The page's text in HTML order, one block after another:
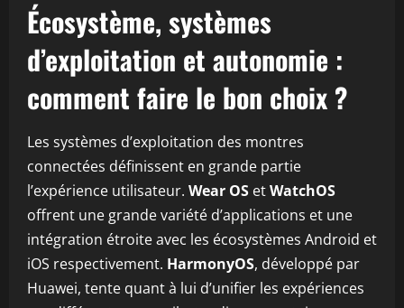
Écosystème, systèmes
d’exploitation et autonomie :
comment faire le bon choix ?
Les systèmes d’exploitation des montres
connectées définissent en grande partie
l’expérience utilisateur. Wear OS etWatchOS
offrent une grande variété d’applications et une
intégration étroite avec les écosystèmes Android et
iOS respectivement. HarmonyOS, développé par
Huawei, tente quant à lui d’unifier les expériences